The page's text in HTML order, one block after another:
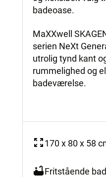
badeoase.
MaXXwell
serien NeXt
utrolig tynd kant
rummelighed og
badeværelse.
170 x 80 x 58
Fritstående